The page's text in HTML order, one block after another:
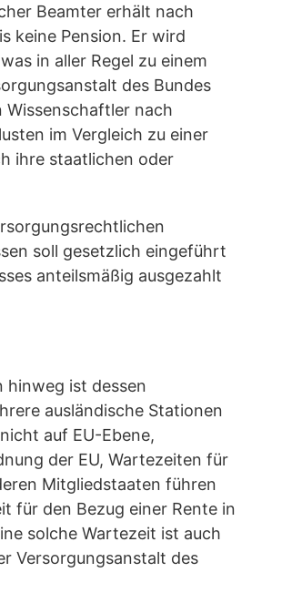
Beamter erhält nach
keine Pension. Er wird
in aller Regel zu einem
des Bundes
Wissenschaftler nach
im Vergleich zu einer
ihre staatlichen oder
soll gesetzlich eingeführt
anteilsmäßig ausgezahlt
hinweg ist dessen
ausländische Stationen
auf EU-Ebene,
der EU, Wartezeiten für
Mitgliedstaaten führen
für den Bezug einer Rente in
solche Wartezeit ist auch
Versorgungsanstalt des